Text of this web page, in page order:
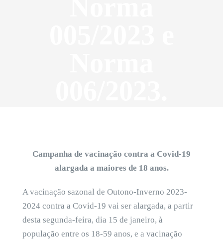
Campanha de vacinação contra a Covid-19
alargada a maiores de 18 anos.
A vacinação sazonal de Outono-Inverno 2023-
2024 contra a Covid-19 vai ser alargada, a partir
desta segunda-feira, dia 15 de janeiro, à
população entre os 18-59 anos, e a vacinação